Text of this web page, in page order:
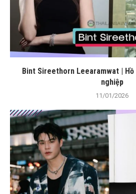
Bint Sireethorn Leearamwat |
nghiệp
11/01/2026